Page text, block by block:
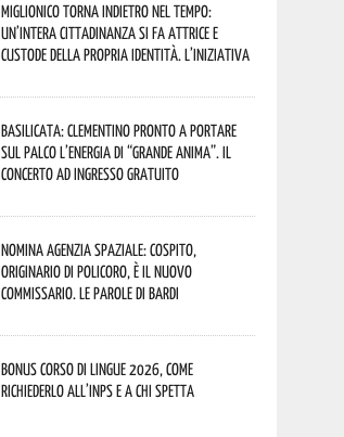
Miglionico torna indietro nel tempo:
un’intera cittadinanza si fa attrice e
custode della propria identità. L’iniziativa
Basilicata: Clementino pronto a portare
sul palco l’energia di “Grande Anima”. Il
concerto ad ingresso gratuito
Nomina Agenzia Spaziale: Cospito,
originario di Policoro, è il nuovo
commissario. Le parole di Bardi
Bonus corso di lingue 2026, come
richiederlo all’INPS e a chi spetta